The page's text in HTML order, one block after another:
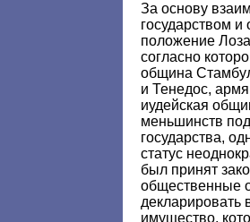
За основу
государством
положение
согласно
община
и Тенедос,
иудейская
меньшинств
государства,
статус
был принят
общественные
имущество,